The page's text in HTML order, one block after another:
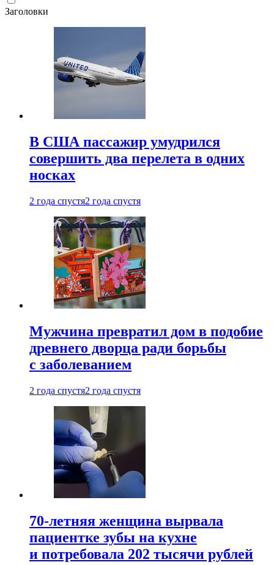
Заголовки
В США пассажир умудрился
совершить два перелета в одних
носках
2 года спустя2 года спустя
Мужчина превратил дом в подобие
древнего дворца ради борьбы
с заболеванием
2 года спустя2 года спустя
70-летняя женщина вырвала
пациентке зубы на кухне
и потребовала 202 тысячи рублей